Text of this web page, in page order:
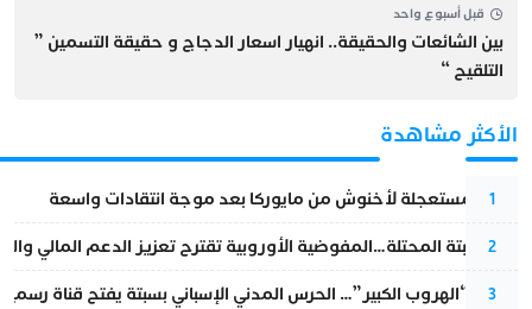
قبل أسبوع واحد
بين الشائعات والحقيقة.. انهيار اسعار الدجاج و حقيقة التسمين ”
التلقيح “
الأكثر مشاهدة
1
عودة مستعجلة لأخنوش من مايوركا بعد موجة انتقادات واسعة
2
أزمة سبتة المحتلة…المفوضية الأوروبية تقترح تعزيز الدعم المالي
3
عملية “الهروب الكبير”… الحرس المدني الإسباني بسبتة يفتح قناة